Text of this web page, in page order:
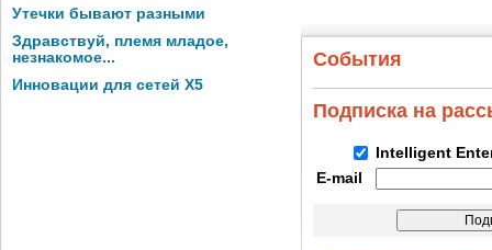
Утечки бывают разными
Здравствуй, племя младое,
незнакомое...
Инновации для сетей X5
События
Подписка на
Intelligent
E-mail